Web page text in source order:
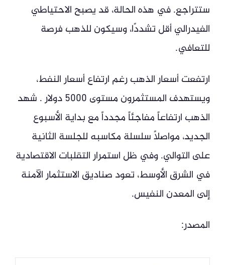
ستتراجع. في هذه الحالة، قد يصبح الاحتياطي
الفيدرالي أقل تشددًا، وسيكون للذهب فرصة
للتعافي.
ارتفعت أسعار الذهب رغم ارتفاع أسعار النفط،
ويستهدف المستثمرون مستوى 5000 دولار . شهد
الذهب ارتفاعاً مفاجئاً مجدداً مع بداية الأسبوع
الجديد، مواصلاً سلسلة مكاسبه للجلسة الثانية
على التوالي. وفي ظل استمرار التقلبات الاقتصادية
في الشرق الأوسط، تعود صناديق الاستثمار الآمنة
إلى المعدن النفيس.
المصدر: